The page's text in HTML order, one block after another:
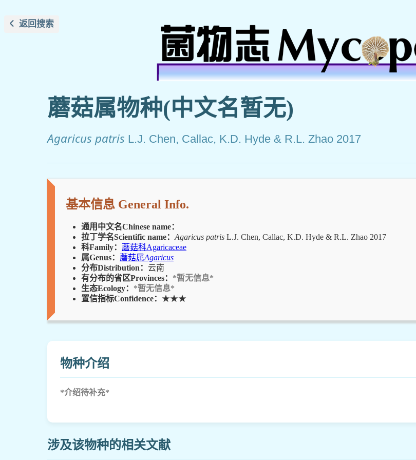
返回搜索
蘑菇属物种(中文名暂无)
Agaricus patris L.J. Chen, Callac, K.D. Hyde & R.L. Zhao 2017
基本信息 General Info.
通用中文名Chinese name：
拉丁学名Scientific name： Agaricus patris L.J. Chen, Callac, K.D. Hyde & R.L. Zhao 2017
科Family： 蘑菇科Agaricaceae
属Genus： 蘑菇属Agaricus
分布Distribution： 云南
有分布的省区Provinces： *暂无信息*
生态Ecology： *暂无信息*
置信指标Confidence： ★★★
物种介绍
*介绍待补充*
涉及该物种的相关文献